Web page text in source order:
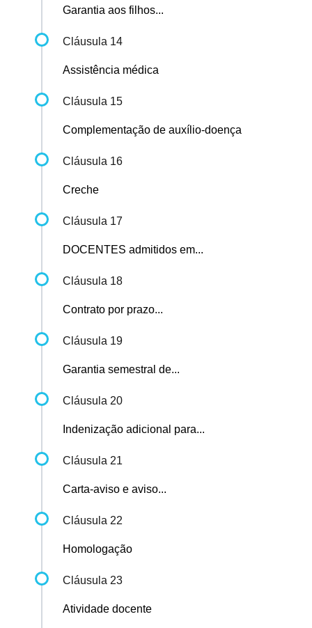
Garantia aos filhos...
Cláusula 14
Assistência médica
Cláusula 15
Complementação de auxílio-doença
Cláusula 16
Creche
Cláusula 17
DOCENTES admitidos em...
Cláusula 18
Contrato por prazo...
Cláusula 19
Garantia semestral de...
Cláusula 20
Indenização adicional para...
Cláusula 21
Carta-aviso e aviso...
Cláusula 22
Homologação
Cláusula 23
Atividade docente